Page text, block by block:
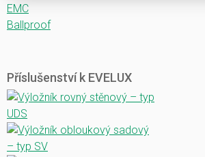
EMC
Ballproof
Příslušenství k EVELUX